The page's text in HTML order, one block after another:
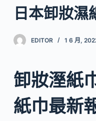
內
容日本卸妝濕
EDITOR 1 6 月,
卸妝溼紙
紙巾最新